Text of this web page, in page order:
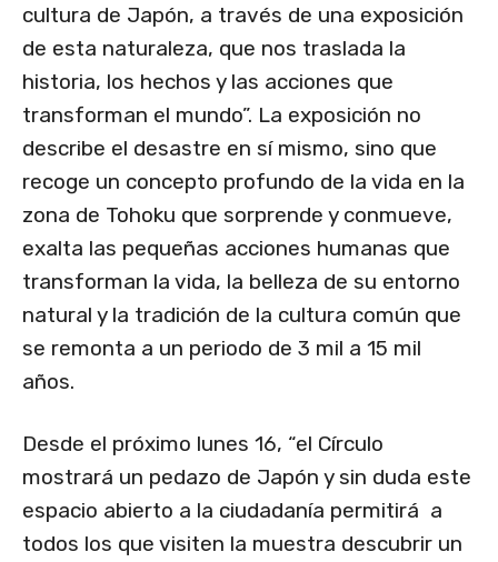
cultura de Japón, a través de una exposición
de esta naturaleza, que nos traslada la
historia, los hechos y las acciones que
transforman el mundo”. La exposición no
describe el desastre en sí mismo, sino que
recoge un concepto profundo de la vida en la
zona de Tohoku que sorprende y conmueve,
exalta las pequeñas acciones humanas que
transforman la vida, la belleza de su entorno
natural y la tradición de la cultura común que
se remonta a un periodo de 3 mil a 15 mil
años.
Desde el próximo lunes 16, “el Círculo
mostrará un pedazo de Japón y sin duda este
espacio abierto a la ciudadanía permitirá a
todos los que visiten la muestra descubrir un